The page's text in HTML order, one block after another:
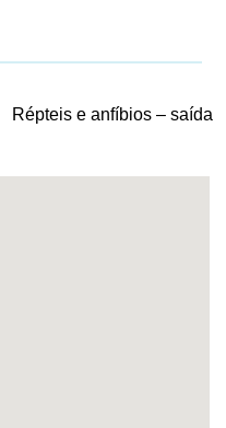
Répteis e anfíbios – saída